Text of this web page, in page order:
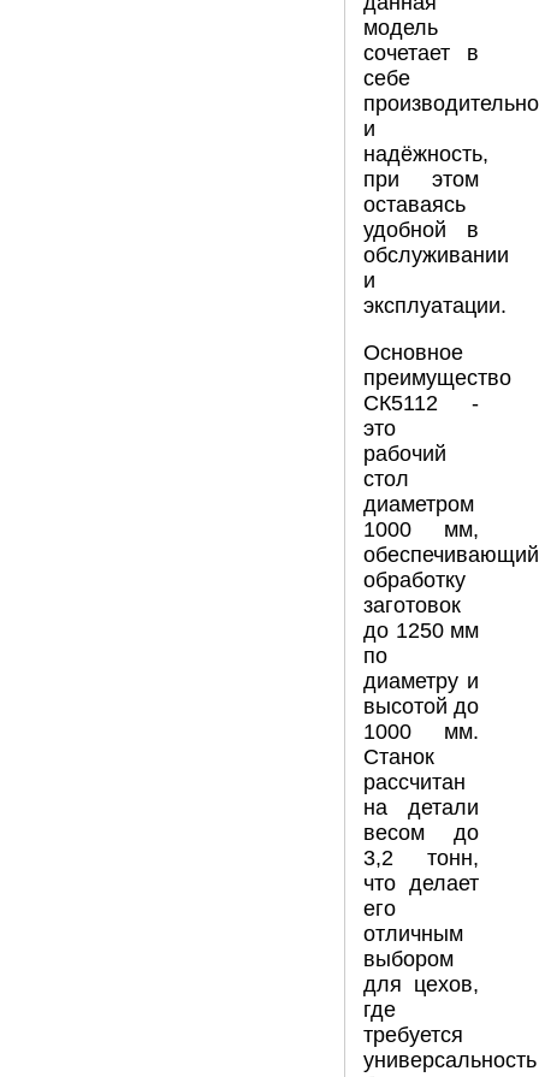
модель
сочетает в
себе
и
надёжность,
при этом
оставаясь
удобной в
обслуживании
и
эксплуатации.
Основное
преимущество
СК5112 -
это
рабочий
стол
диаметром
1000 мм,
обеспечивающий
обработку
заготовок
до 1250 мм
по
диаметру и
высотой до
1000 мм.
Станок
рассчитан
на детали
весом до
3,2 тонн,
что делает
его
отличным
выбором
для цехов,
где
требуется
универсальность